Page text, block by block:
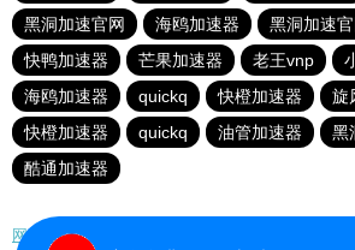
黑洞加速官网
海鸥加速器 黑洞加速
快鸭加速器
芒果加速器 老王vnp
海鸥加速器
quickq 快橙加速器
旋
快橙加速器
quickq 油管加速器
黑
酷通加速器
网站地图